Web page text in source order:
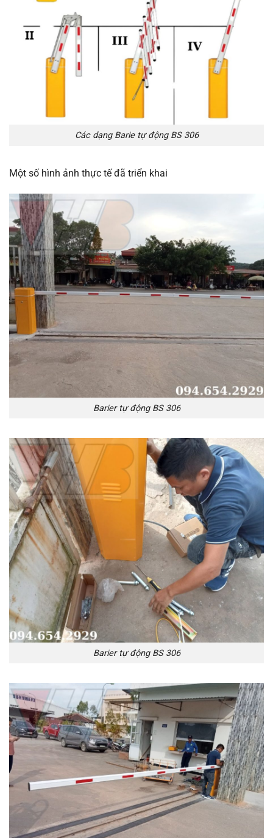
Các dạng Barie tự động BS 306
Một số hình ảnh thực tế đã triển khai
Barier tự động BS 306
Barier tự động BS 306